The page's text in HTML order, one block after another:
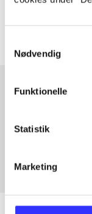
Nødvendig
Funktionelle
Statistik
Marketing
In